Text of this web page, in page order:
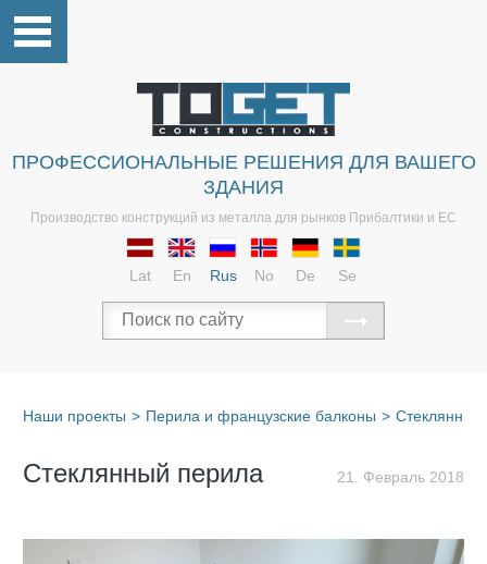
ПРОФЕССИОНАЛЬНЫЕ РЕШЕНИЯ ДЛЯ ВАШЕГО
ЗДАНИЯ
Производство конструкций из металла для рынков Прибалтики и ЕС
Lat En Rus No De Se
Наши проекты > Перила и французские балконы > Стеклянные
21. Февраль 2018
Cтеклянный перила